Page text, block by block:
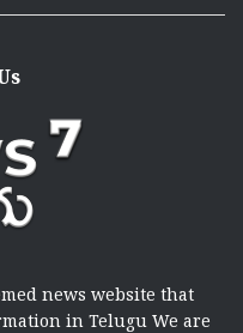
news website that
in Telugu We are